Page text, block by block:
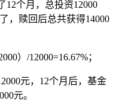
12个月，总投资12000
，赎回后总共获得14000
）/12000=16.67%；
元，12个月后，基金
元。